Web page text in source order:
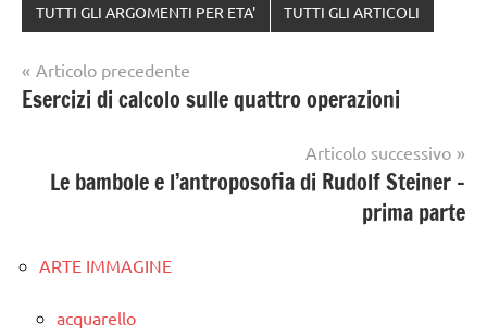
TUTTI GLI ARGOMENTI PER ETA' TUTTI GLI ARTICOLI
Navigazione
articoli
Articolo precedente
Esercizi di calcolo sulle quattro operazioni
Articolo successivo
Le bambole e l’antroposofia di Rudolf Steiner –
prima parte
ARTE IMMAGINE
acquarello